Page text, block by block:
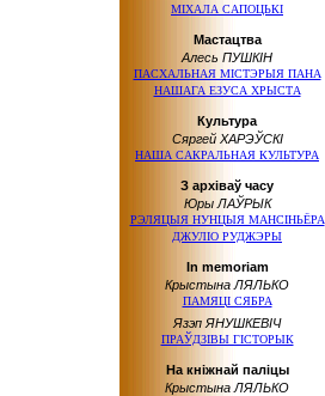
МІХАЛА САПОЦЬКІ
Мастацтва
Алесь ПУШКІН
ПАСХАЛЬНАЯ МІСТЭРЫЯ ПАНА
НАШАГА ЕЗУСА ХРЫСТА
Культура
Сяргей ХАРЭЎСКІ
НАША САКРАЛЬНАЯ КУЛЬТУРА
З архіваў часу
Юры ЛАЎРЫК
РЭЛЯЦЫЯ НУНЦЫЯ МАНСІНЬЁРА
ДЖУЛІО РУДЖЭРЫ
In memoriam
Крыстына ЛЯЛЬКО
ПАМЯЦІ СЯБРА
Язэп ЯНУШКЕВІЧ
ПРАЎДЗІВЫ ГІСТОРЫК
На кніжнай паліцы
Крыстына ЛЯЛЬКО